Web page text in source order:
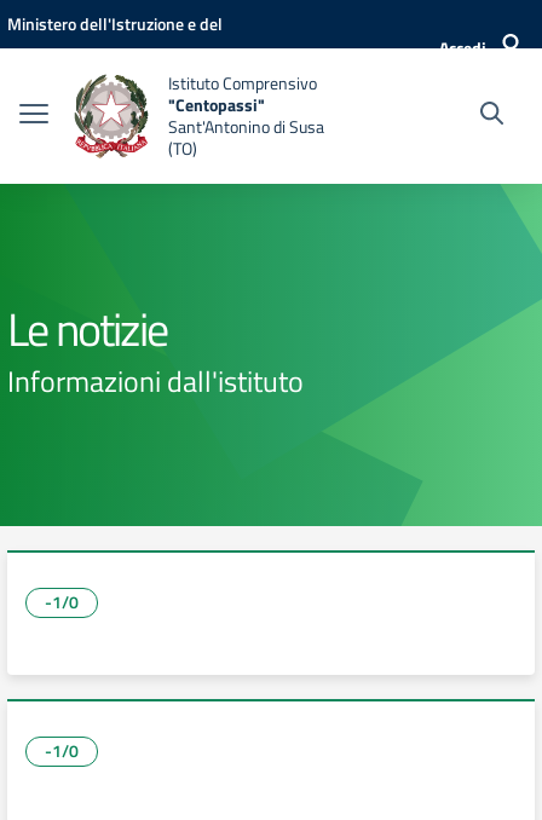
Vai ai contenuti
Vai al menu di navigazione
Vai al footer
Ministero dell'Istruzione e del
Accedi
Istituto Comprensivo
"Centopassi"
Sant'Antonino di Susa
(TO)
Le notizie
Informazioni dall'istituto
-1/0
-1/0